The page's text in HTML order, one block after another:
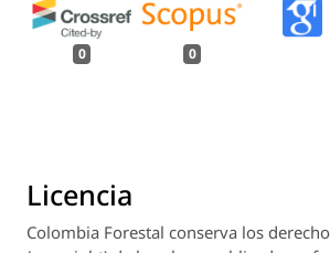
0 0
Licencia
Colombia Forestal conserva los